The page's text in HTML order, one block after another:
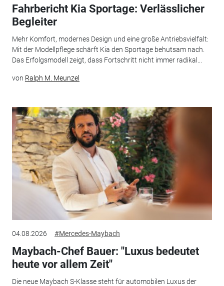
Fahrbericht Kia Sportage: Verlässlicher
Begleiter
Mehr Komfort, modernes Design und eine große Antriebsvielfalt:
Mit der Modellpflege schärft Kia den Sportage behutsam nach.
Das Erfolgsmodell zeigt, dass Fortschritt nicht immer radikal...
von Ralph M. Meunzel
04.08.2026 #Mercedes-Maybach
Maybach-Chef Bauer: "Luxus bedeutet
heute vor allem Zeit"
Die neue Maybach S-Klasse steht für automobilen Luxus der